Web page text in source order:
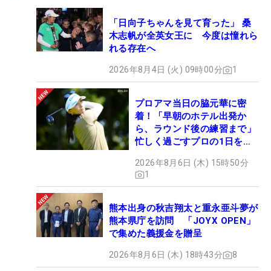
「日向子ちゃんを見て育った」 桑
木志帆が全英女王に 今度は憧れら
れる存在へ
2026年8月4日 (火) 09時00分 1
プロアマ当日の脇元華に密
着！「早朝のホテル出発か
ら、ラウンド後の練習まで」
忙しく過ごすプロの1日を公
2026年8月6日 (木) 15時50分
1
熊本出身の秋吉翔太と重永亜斗夢が
熊本県庁を訪問 「JOYX OPEN」
で集めた義援金を贈呈
2026年8月6日 (木) 18時43分 8